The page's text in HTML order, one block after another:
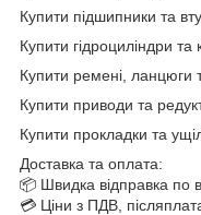
Купити підшипники та
Купити гідроциліндри
Купити ремені, ланцюги
Купити приводи та
Купити прокладки та
Доставка та оплата:
📦 Швидка відправка по
💳 Ціни з ПДВ,